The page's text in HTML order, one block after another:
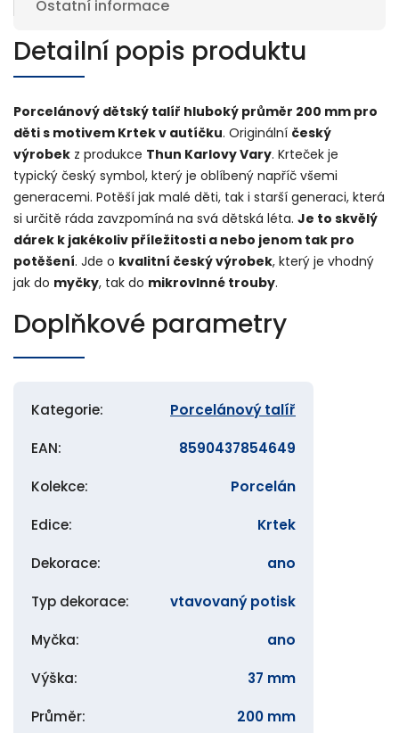
Ostatní informace
Detailní popis produktu
Porcelánový dětský talíř hluboký průměr 200 mm pro
děti s motivem Krtek v autíčku. Originální český
výrobek z produkce Thun Karlovy Vary. Krteček je
typický český symbol, který je oblíbený napříč všemi
generacemi. Potěší jak malé děti, tak i starší generaci, která
si určitě ráda zavzpomíná na svá dětská léta. Je to skvělý
dárek k jakékoliv příležitosti a nebo jenom tak pro
potěšení. Jde o kvalitní český výrobek, který je vhodný
jak do myčky, tak do mikrovlnné trouby.
Doplňkové parametry
Kategorie: Porcelánový talíř
EAN: 8590437854649
Kolekce: Porcelán
Edice: Krtek
Dekorace: ano
Typ dekorace: vtavovaný potisk
Myčka: ano
Výška: 37 mm
Průměr: 200 mm